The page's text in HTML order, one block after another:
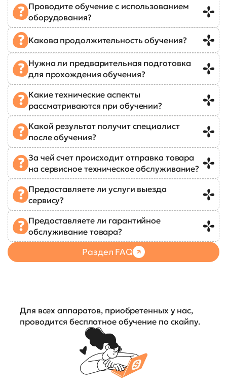
Проводите обучение с использованием
оборудования?
Какова продолжительность обучения?
Нужна ли предварительная подготовка
для прохождения обучения?
Какие технические аспекты
рассматриваются при обучении?
Какой результат получит специалист
после обучения?
За чей счет происходит отправка товара
на сервисное техническое обслуживание?
Предоставляете ли услуги выезда
сервису?
Предоставляете ли гарантийное
обслуживание товара?
Раздел FAQ
Для всех аппаратов, приобретенных у нас,
проводится бесплатное обучение по скайпу.